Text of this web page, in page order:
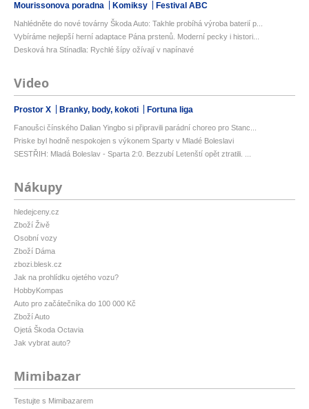
Mourissonova poradna Komiksy Festival ABC
Nahlédněte do nové továrny Škoda Auto: Takhle probíhá výroba baterií p...
Vybíráme nejlepší herní adaptace Pána prstenů. Moderní pecky i histori...
Desková hra Stínadla: Rychlé šípy ožívají v napínavé
Video
Prostor X Branky, body, kokoti Fortuna liga
Fanoušci čínského Dalian Yingbo si připravili parádní choreo pro Stanc...
Priske byl hodně nespokojen s výkonem Sparty v Mladé Boleslavi
SESTŘIH: Mladá Boleslav - Sparta 2:0. Bezzubí Letenští opět ztratili. ...
Nákupy
hledejceny.cz
Zboží Živě
Osobní vozy
Zboží Dáma
zbozi.blesk.cz
Jak na prohlídku ojetého vozu?
HobbyKompas
Auto pro začátečníka do 100 000 Kč
Zboží Auto
Ojetá Škoda Octavia
Jak vybrat auto?
Mimibazar
Testujte s Mimibazarem